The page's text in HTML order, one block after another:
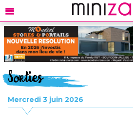
Sorties
Mercredi 3 juin 2026